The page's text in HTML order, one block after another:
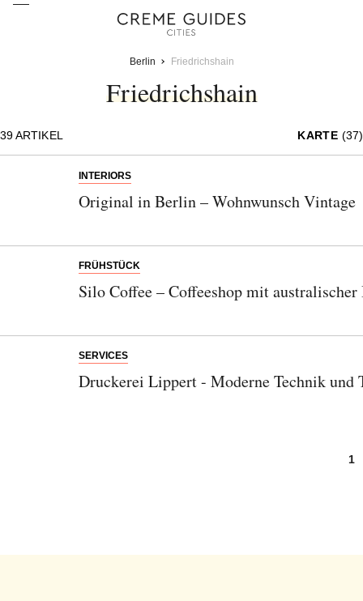
Berlin Friedrichshain
Friedrichshain
39ARTIKEL KARTE (37)
INTERIORS
Original in Berlin – Wohnwunsch Vintage
FRÜHSTÜCK
Silo Coffee – Coffeeshop mit
SERVICES
Druckerei Lippert - Moderne Technik und
1